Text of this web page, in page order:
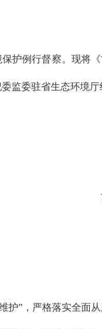
护例行督察。现将
监委驻省生态环境厅
”，严格落实全面